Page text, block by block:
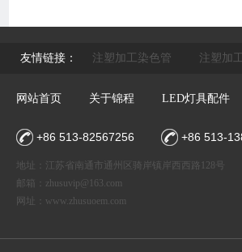
友情链接： 注塑加工染色管 注塑加
网站首页 关于锦程 LED灯具配件
+86 513-82567256 +86 513-
地址：江苏省南通市通州区骑岸镇岸西西路128号
邮箱： zhusuvip@163.com
网址： www.zhusuoem.com